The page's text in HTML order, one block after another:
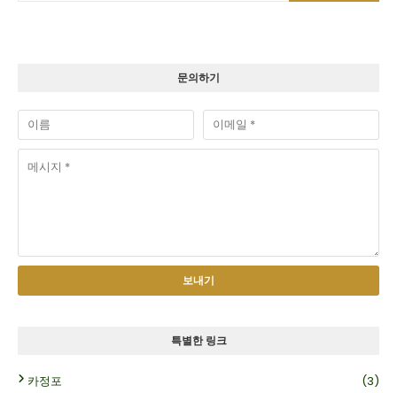
문의하기
특별한 링크
카정포 (3)